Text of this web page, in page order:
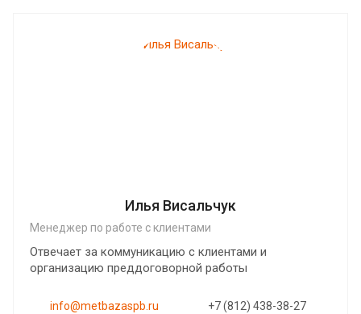
Илья Висальчук
Менеджер по работе с клиентами
Отвечает за коммуникацию с клиентами и
организацию преддоговорной работы
info@metbazaspb.ru +7 (812) 438-38-27